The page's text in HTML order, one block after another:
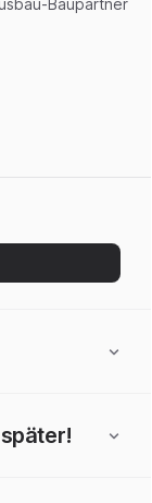
Baupartner